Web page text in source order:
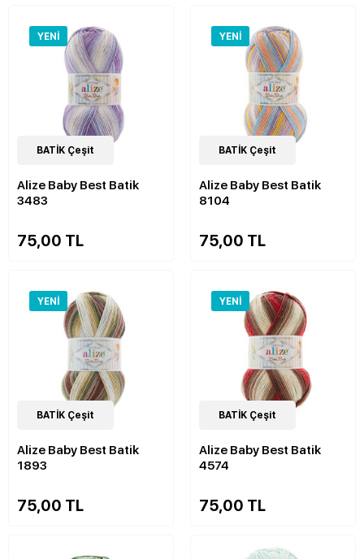
YENI
26Çeşit
BATİK Çeşit
Alize Baby Best Batik
3483
75,00 TL
YENI
26Çeşit
BATİK Çeşit
Alize Baby Best Batik
8104
75,00 TL
YENI
28Çeşit
BATİK Çeşit
Alize Baby Best Batik
1893
75,00 TL
YENI
26Çeşit
BATİK Çeşit
Alize Baby Best Batik
4574
75,00 TL